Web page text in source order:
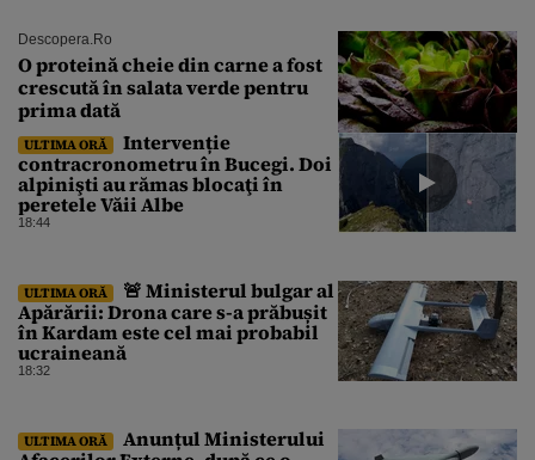
Descopera.ro
O proteină cheie din carne a fost
crescută în salata verde pentru
prima dată
ULTIMA ORĂ
Intervenție
contracronometru în Bucegi. Doi
alpinişti au rămas blocaţi în
peretele Văii Albe
18:44
ULTIMA ORĂ
🚨 Ministerul bulgar al
Apărării: Drona care s-a prăbușit
în Kardam este cel mai probabil
ucraineană
18:32
ULTIMA ORĂ
Anunțul Ministerului